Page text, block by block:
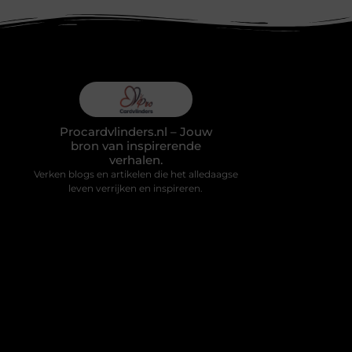
Procardvlinders.nl – Jouw
bron van inspirerende
verhalen.
Verken blogs en artikelen die het alledaagse
leven verrijken en inspireren.